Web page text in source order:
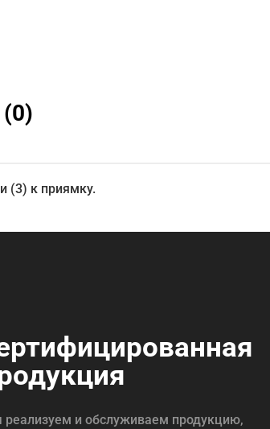
(3) к приямку.
и обслуживаем продукцию,